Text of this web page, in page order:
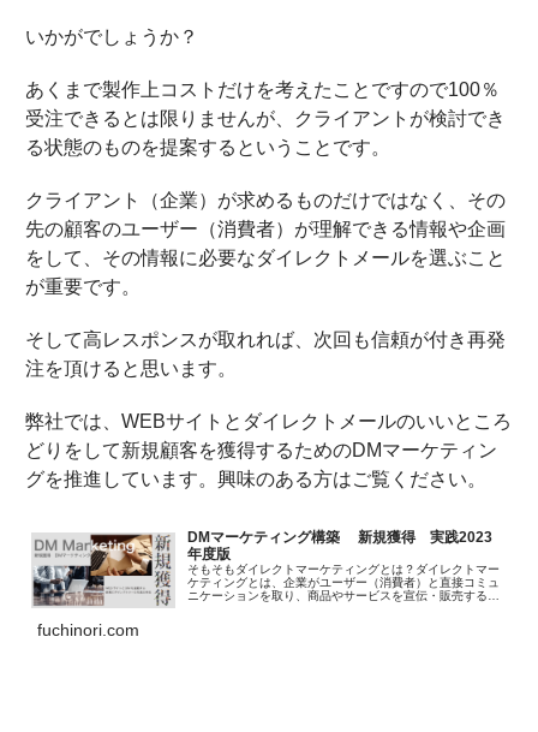
いかがでしょうか？
あくまで製作上コストだけを考えたことですので100％
受注できるとは限りませんが、クライアントが検討でき
る状態のものを提案するということです。
クライアント（企業）が求めるものだけではなく、その
先の顧客のユーザー（消費者）が理解できる情報や企画
をして、その情報に必要なダイレクトメールを選ぶこと
が重要です。
そして高レスポンスが取れれば、次回も信頼が付き再発
注を頂けると思います。
弊社では、WEBサイトとダイレクトメールのいいところ
どりをして新規顧客を獲得するためのDMマーケティン
グを推進しています。興味のある方はご覧ください。
DMマーケティング構築 新規獲得 実践2023
年度版
そもそもダイレクトマーケティングとは？ダイレクトマー
ケティングとは、企業がユーザー（消費者）と直接コミュ
ニケーションを取り、商品やサービスを宣伝・販売する手
fuchinori.com